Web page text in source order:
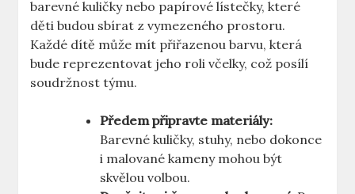
barevné kuličky nebo papírové lístečky, které
děti budou sbírat z vymezeného prostoru.
Každé dítě může mít přiřazenou barvu, která
bude reprezentovat jeho roli včelky, což posílí
soudržnost týmu.
Předem připravte materiály:
Barevné kuličky, stuhy, nebo dokonce
i malované kameny mohou být
skvělou volbou.